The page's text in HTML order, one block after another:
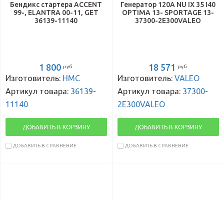
Бендикс стартера ACCENT
99-, ELANTRA 00-11, GET
36139-11140
1 800 руб.
Изготовитель: HMC
Артикул товара: 36139-
11140
ДОБАВИТЬ В КОРЗИНУ
ДОБАВИТЬ В СРАВНЕНИЕ
Генератор 120A NU IX 35 I40
OPTIMA 13- SPORTAGE 13-
37300-2E300VALEO
18 571 руб.
Изготовитель: VALEO
Артикул товара: 37300-
2E300VALEO
ДОБАВИТЬ В КОРЗИНУ
ДОБАВИТЬ В СРАВНЕНИЕ